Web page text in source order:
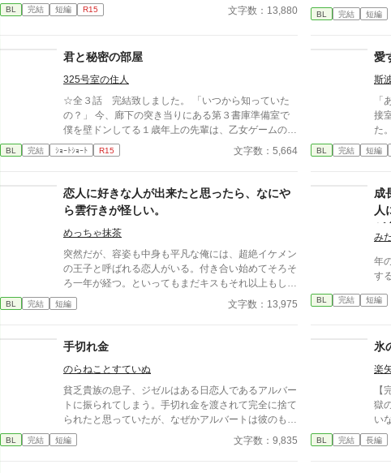
BL 完結 短編 R15 文字数：13,880
興
う
BL 完結 短編
君と秘密の部屋
325号室の住人
☆全３話 完結致しました。 「いつから知っていた
の？」 今、廊下の突き当りにある第３書庫準備室で
僕を壁ドンしてる１歳年上の先輩は、乙女ゲームの攻
略対象者の１人だ。 対して僕はただのモブ。 この世
界があのゲームの舞台であると知ってしまった僕は、
Ｌを書いていた。 それが、この目の前の人に、主人
公のモデルが彼であるとバレてしまったのだ。 筆頭
攻略対象者第２王子✕モブヲタ腐男子
BL 完結 ｼｮｰﾄｼｮｰﾄ R15 文字数：5,664
愛
斯
「
接
た
み
前
る
オ
BL 完結 短編
恋人に好きな人が出来たと思ったら、なにや
ら雲行きが怪しい。
めっちゃ抹茶
突然だが、容姿も中身も平凡な俺には、超絶イケメン
の王子と呼ばれる恋人がいる。付き合い始めてそろそ
ろ一年が経つ。といってもまだキスもそれ以上もした
事がない健全なお付き合い。王子は優しいけど意地悪
で、いつも俺の心臓を高鳴らせてくる——だけどそれ
ない。付き合っているのか定かじゃない関係。挙句
彼女が彼に寄り掛かって二人がキスをしている。 そ
の瞬間、目の前が真っ黒になった。もう無理だ。俺が
スイッチが切れたようにその場に立ち尽くした、その
時だった。前にいる彼から聞いたこともない怒声が俺
ばれ、常に笑顔を絶やさない。物腰柔らかな姿勢に男
BL 完結 短編 文字数：13,975
成
人
が
み
年
す
BL 完結 短編
手切れ金
のらねことすていぬ
貧乏貴族の息子、ジゼルはある日恋人であるアルバー
トに振られてしまう。手切れ金を渡されて完全に捨て
られたと思っていたが、なぜかアルバートは彼のもと
を再び訪れてきて……。 貴族×貧乏貴族
BL 完結 短編 文字数：9,835
氷
楽
【
獄
い
な
憶
BL 完結 長編